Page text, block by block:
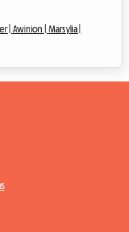
| Awinion | Marsylia |